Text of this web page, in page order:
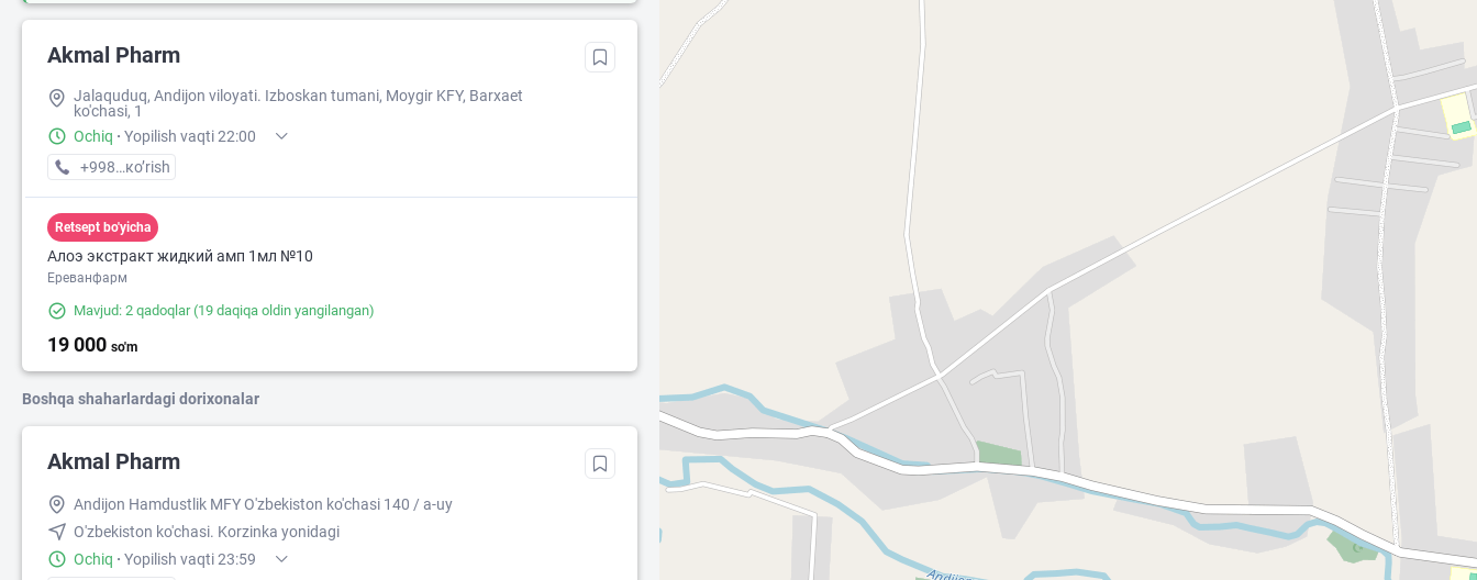
Akmal Pharm
Jalaquduq, Andijon viloyati. Izboskan tumani, Moygir KFY, Barxaet
ko'chasi, 1
Ochiq · Yopilish vaqti 22:00
+998 (90) XXX-XX-XX
кo’rish
Retsept bo'yicha
Алоэ экстракт жидкий амп 1мл №10
Ереванфарм
Mavjud: 2 qadoqlar(19 daqiqa oldin yangilangan)
19 000 so'm
Boshqa shaharlardagi dorixonalar
Akmal Pharm
Andijon Hamdustlik MFY O'zbekiston ko'chasi 140 / a-uy
O'zbekiston ko'chasi. Korzinka yonidagi
Ochiq · Yopilish vaqti 23:59